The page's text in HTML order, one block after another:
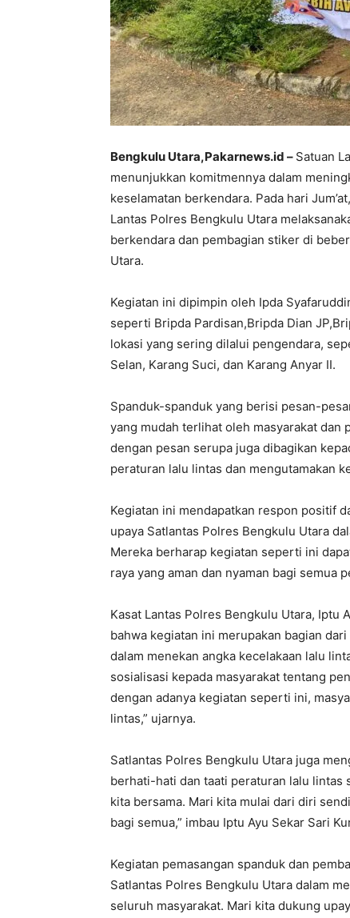
Bengkulu Utara,Pakarnews.id – Satuan
menunjukkan komitmennya dalam
keselamatan berkendara. Pada hari
Lantas Polres Bengkulu Utara
berkendara dan pembagian stiker di
Utara.
Kegiatan ini dipimpin oleh Ipda
seperti Bripda Pardisan,Bripda Dian
lokasi yang sering dilalui pengendara,
Selan, Karang Suci, dan Karang Anyar II.
Spanduk-spanduk yang berisi pesan-
yang mudah terlihat oleh masyarakat
dengan pesan serupa juga dibagikan
peraturan lalu lintas dan mengutamakan
Kegiatan ini mendapatkan respon positif
upaya Satlantas Polres Bengkulu Utara
Mereka berharap kegiatan seperti ini
raya yang aman dan nyaman bagi semua
Kasat Lantas Polres Bengkulu Utara, Iptu
bahwa kegiatan ini merupakan bagian
dalam menekan angka kecelakaan lalu
sosialisasi kepada masyarakat tentang
dengan adanya kegiatan seperti ini,
lintas,” ujarnya.
Satlantas Polres Bengkulu Utara juga
berhati-hati dan taati peraturan lalu lintas
kita bersama. Mari kita mulai dari diri
bagi semua,” imbau Iptu Ayu Sekar Sari
Kegiatan pemasangan spanduk dan
Satlantas Polres Bengkulu Utara dalam
seluruh masyarakat. Mari kita dukung